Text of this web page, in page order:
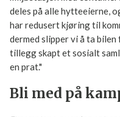
anlegge et lite
Fellesløsninger i
Hyttevellet til Svendsen-
seg kommunen, om en
Kostnaden deles på alle